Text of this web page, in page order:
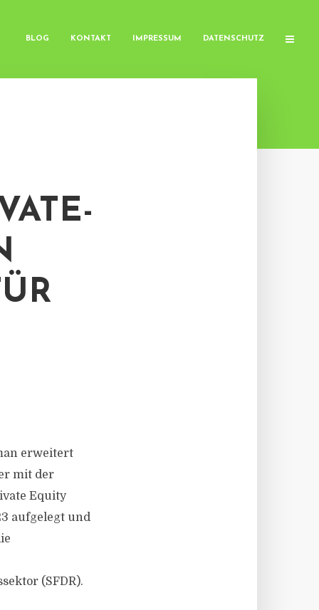
BLOG KONTAKT IMPRESSUM DATENSCHUTZ
erweitert
mit der
Equity
aufgelegt und
(SFDR).